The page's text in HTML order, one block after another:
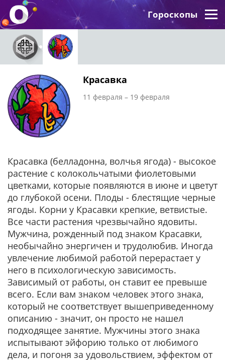
Гороскопы
Красавка
11 февраля – 19 февраля
Красавка (белладонна, волчья ягода) - высокое
растение с колокольчатыми фиолетовыми
цветками, которые появляются в июне и цветут
до глубокой осени. Плоды - блестящие черные
ягоды. Корни у Красавки крепкие, ветвистые.
Все части растения чрезвычайно ядовиты.
Мужчина, рожденный под знаком Красавки,
необычайно энергичен и трудолюбив. Иногда
увлечение любимой работой перерастает у
него в психологическую зависимость.
Зависимый от работы, он ставит ее превыше
всего. Если вам знаком человек этого знака,
который не соответствует вышеприведенному
описанию - значит, он просто не нашел
подходящее занятие. Мужчины этого знака
испытывают эйфорию только от любимого
дела, и погоня за удовольствием, эффектом от